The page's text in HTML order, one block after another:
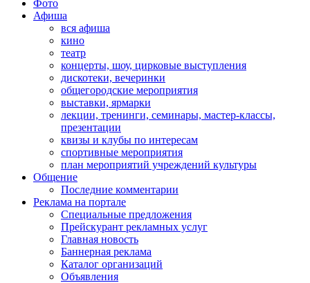
Фото
Афиша
вся афиша
кино
театр
концерты, шоу, цирковые выступления
дискотеки, вечеринки
общегородские мероприятия
выставки, ярмарки
лекции, тренинги, семинары, мастер-классы,
презентации
квизы и клубы по интересам
спортивные мероприятия
план мероприятий учреждений культуры
Общение
Последние комментарии
Реклама на портале
Специальные предложения
Прейскурант рекламных услуг
Главная новость
Баннерная реклама
Каталог организаций
Объявления